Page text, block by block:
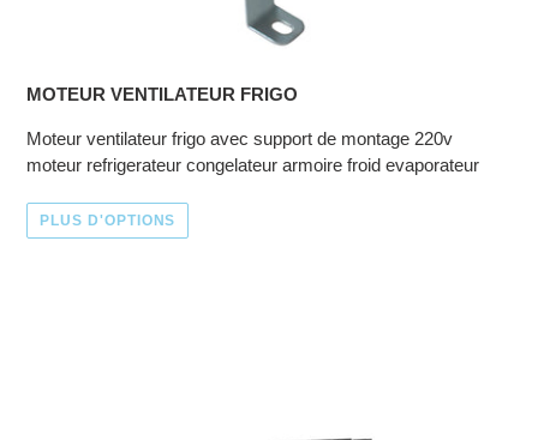
MOTEUR VENTILATEUR FRIGO
Moteur ventilateur frigo avec support de montage 220v
moteur refrigerateur congelateur armoire froid evaporateur
PLUS D'OPTIONS